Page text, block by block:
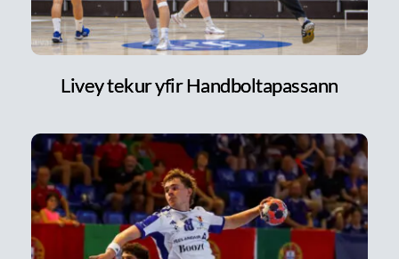
Livey tekur yfir Handboltapassann